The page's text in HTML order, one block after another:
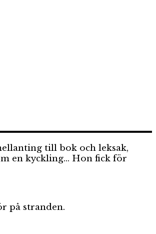
till bok och leksak,
en kyckling… Hon fick för
på stranden.